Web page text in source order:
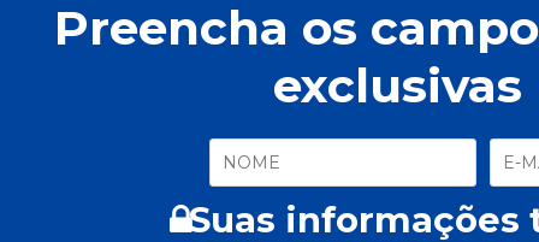
Preencha os
exclusivas
Suas informações